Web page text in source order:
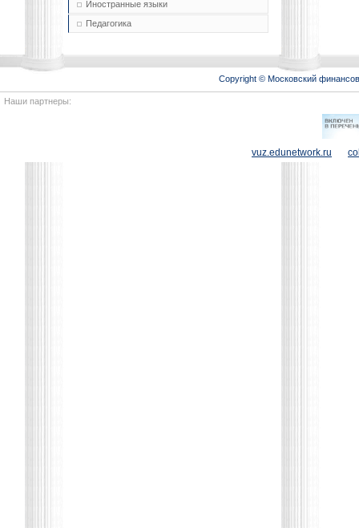
Иностранные языки
Педагогика
Copyright © Московский
Наши партнеры:
vuz.edunetwork.ru